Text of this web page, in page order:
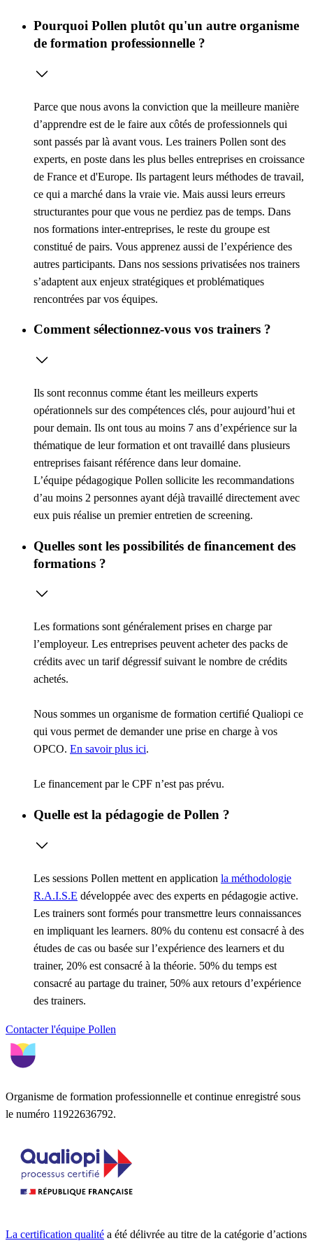
Pourquoi Pollen plutôt qu'un autre organisme
de formation professionnelle ?
Parce que nous avons la conviction que la meilleure manière
d’apprendre est de le faire aux côtés de professionnels qui
sont passés par là avant vous. Les trainers Pollen sont des
experts, en poste dans les plus belles entreprises en croissance
de France et d'Europe. Ils partagent leurs méthodes de travail,
ce qui a marché dans la vraie vie. Mais aussi leurs erreurs
structurantes pour que vous ne perdiez pas de temps. Dans
nos formations inter-entreprises, le reste du groupe est
constitué de pairs. Vous apprenez aussi de l’expérience des
autres participants. Dans nos sessions privatisées nos trainers
s’adaptent aux enjeux stratégiques et problématiques
rencontrées par vos équipes.
Comment sélectionnez-vous vos trainers ?
Ils sont reconnus comme étant les meilleurs experts
opérationnels sur des compétences clés, pour aujourd’hui et
pour demain. Ils ont tous au moins 7 ans d’expérience sur la
thématique de leur formation et ont travaillé dans plusieurs
entreprises faisant référence dans leur domaine.
L’équipe pédagogique Pollen sollicite les recommandations
d’au moins 2 personnes ayant déjà travaillé directement avec
eux puis réalise un premier entretien de screening.
Quelles sont les possibilités de financement des
formations ?
Les formations sont généralement prises en charge par
l’employeur. Les entreprises peuvent acheter des packs de
crédits avec un tarif dégressif suivant le nombre de crédits
achetés.
Nous sommes un organisme de formation certifié Qualiopi ce
qui vous permet de demander une prise en charge à vos
OPCO. En savoir plus ici.
Le financement par le CPF n’est pas prévu.
Quelle est la pédagogie de Pollen ?
Les sessions Pollen mettent en application la méthodologie
R.A.I.S.E développée avec des experts en pédagogie active.
Les trainers sont formés pour transmettre leurs connaissances
en impliquant les learners. 80% du contenu est consacré à des
études de cas ou basée sur l’expérience des learners et du
trainer, 20% est consacré à la théorie. 50% du temps est
consacré au partage du trainer, 50% aux retours d’expérience
des trainers.
Contacter l'équipe Pollen
Organisme de formation professionnelle et continue enregistré sous
le numéro 11922636792.
La certification qualité a été délivrée au titre de la catégorie d’actions